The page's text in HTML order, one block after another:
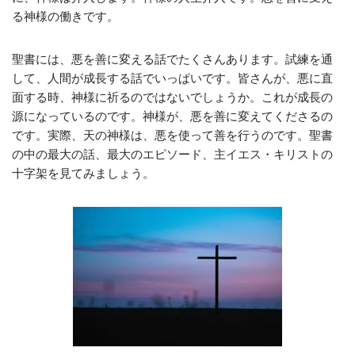
る神様の働きです。
聖書には、悪を善に変える話でたくさんあります。試練を通
して、人間が成長する話でいっぱいです。皆さんが、悪に直
面する時、神様に祈るのではないでしょうか。これが成長の
源になっているのです。神様が、悪を善に変えてくださるの
です。実際、天の神様は、悪を使って善を行うのです。聖書
の中の最大の話、最大のエピソード、主イエス・キリストの
十字架を見てみましょう。